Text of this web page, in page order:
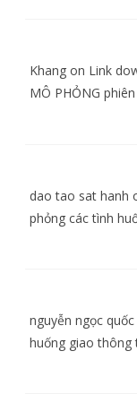
Khang on Link
MÔ PHỎNG
dao tao sat hanh
phỏng các tình
nguyễn ngọc
huống giao thông